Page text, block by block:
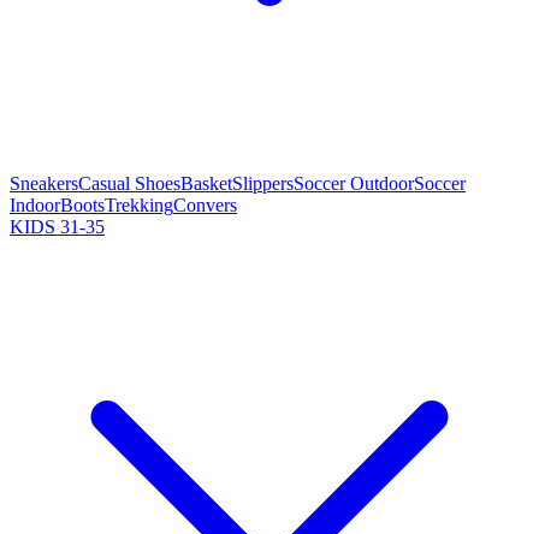
SneakersCasual ShoesBasketSlippersSoccer OutdoorSoccer
IndoorBootsTrekkingConvers
KIDS 31-35